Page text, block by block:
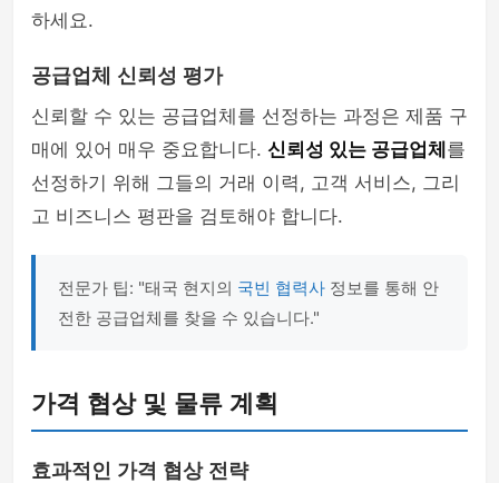
하세요.
공급업체 신뢰성 평가
신뢰할 수 있는 공급업체를 선정하는 과정은 제품 구
매에 있어 매우 중요합니다. 신뢰성 있는 공급업체 를
선정하기 위해 그들의 거래 이력, 고객 서비스, 그리
고 비즈니스 평판을 검토해야 합니다.
전문가 팁: "태국 현지의 국빈 협력사 정보를 통해 안
전한 공급업체를 찾을 수 있습니다."
가격 협상 및 물류 계획
효과적인 가격 협상 전략